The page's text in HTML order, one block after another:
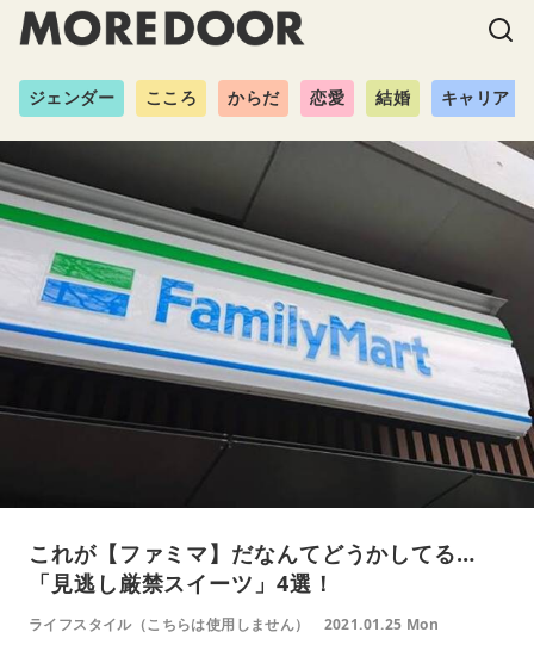
ジェンダー こころ からだ 恋愛 結婚 キャリア
これが【ファミマ】だなんてどうかしてる…
「見逃し厳禁スイーツ」4選！
ライフスタイル（こちらは使用しません） 2021.01.25 Mon